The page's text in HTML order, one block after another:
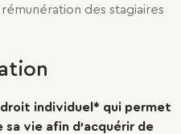
des stagiaires
droit individuel* qui permet
vie afin d'acquérir de